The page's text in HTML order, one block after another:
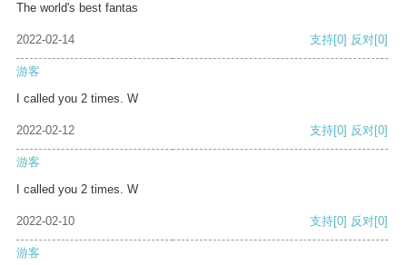
The world's best fantas
2022-02-14 支持[0] 反对[0]
游客
I called you 2 times. W
2022-02-12 支持[0] 反对[0]
游客
I called you 2 times. W
2022-02-10 支持[0] 反对[0]
游客